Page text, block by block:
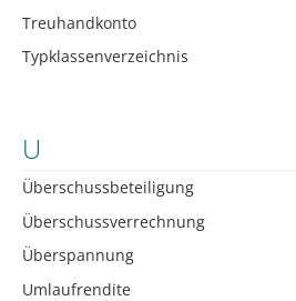
Treuhandkonto
Typklassenverzeichnis
U
Überschussbeteiligung
Überschussverrechnung
Überspannung
Umlaufrendite